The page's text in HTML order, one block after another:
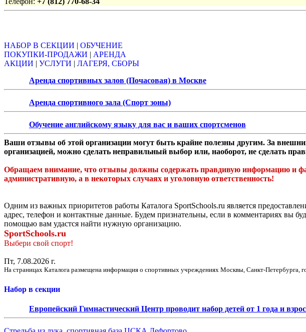
НАБОР В СЕКЦИИ | ОБУЧЕНИЕ
ПОКУПКИ-ПРОДАЖИ | АРЕНДА
АКЦИИ | УСЛУГИ | ЛАГЕРЯ, СБОРЫ
Аренда спортивных залов (Почасовая) в Москве
Аренда спортивного зала (Спорт зоны)
Обучение английскому языку для вас и ваших спортсменов
Ваши отзывы об этой организации могут быть крайне полезны другим. За
организацией, можно сделать неправильный выбор или, наоборот, не сделать
Обращаем внимание, что отзывы должны содержать правдивую информацию и
административную, а в некоторых случаях и уголовную ответственность!
Одним из важных приоритетов работы Каталога SportSchools.ru является
адрес, телефон и контактные данные. Будем признательны, если в комментариях вы
помощью вам удастся найти нужную организацию.
SportSchools.ru
Выбери свой спорт!
Пт, 7.08.2026 г.
На страницах Каталога размещена информация о спортивных учреждениях Москвы, Санкт-Петербурга,
Набор в секции
Европейский Гимнастический Центр проводит набор детей от 1 года и